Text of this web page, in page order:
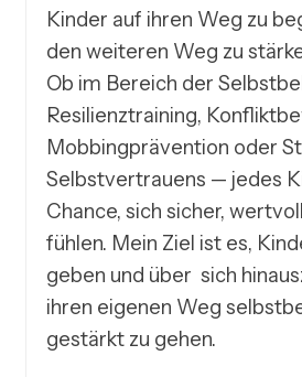
Kinder auf ihren Weg zu
den weiteren Weg zu
Ob im Bereich der
Resilienztraining,
Mobbingprävention oder
Selbstvertrauens — jedes
Chance, sich sicher,
fühlen. Mein Ziel ist es,
geben und über  sich
ihren eigenen Weg
gestärkt zu gehen.